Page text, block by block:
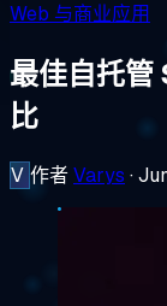
Web 与商业应用
最佳自托管
比
V 作者Varys ·